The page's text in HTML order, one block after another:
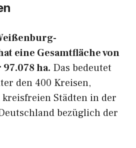
eine Gesamtfläche von
ha. Das bedeutet
den 400 Kreisen,
Städten in der
bezüglich der